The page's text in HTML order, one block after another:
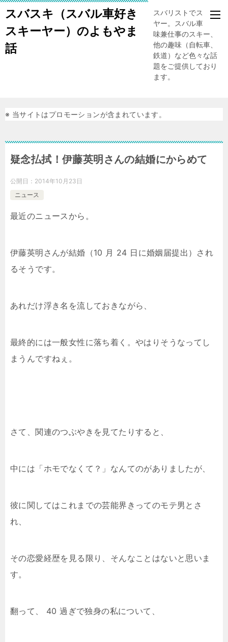
スバスキ（スバル車好き
スキーヤー）のよもやま
話
スバリストでスキー
ヤー。スバル車、趣
味兼仕事のスキー、
他の趣味（自転車、
鉄道）など色々な話
題をご提供しており
ます。
※ 当サイトはプロモーションが含まれています。
疑念払拭！伊藤英明さんの結婚にからめて
公開日： 2014年10月23日
ニュース
最近のニュースから。
伊藤英明さんが結婚（10 月 24 日に婚姻届提出）され
るそうです。
あれだけ浮き名を流しておきながら、
最終的には一般女性に落ち着く。やはりそうなってし
まうんですねぇ。
さて、関連のつぶやきを見てたりすると、
中には「ホモでなくて？」なんてのがありましたが、
彼に関してはこれまでの芸能界きってのモテ男とさ
れ、
その恋愛経歴を見る限り、そんなことはないと思いま
す。
翻って、 40 過ぎで独身の私について、